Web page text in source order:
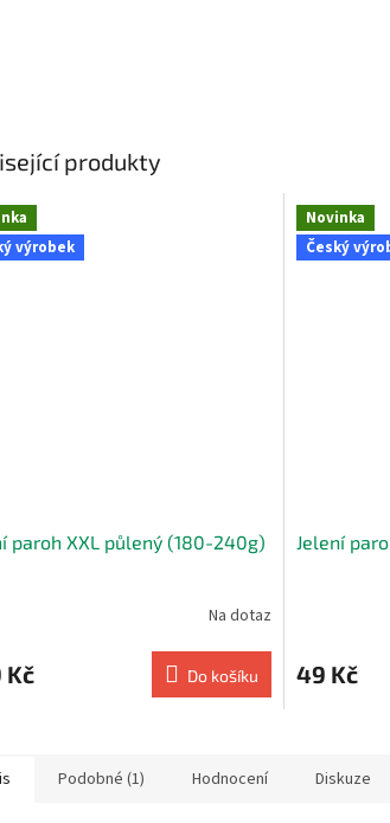
produkty
výrobek
paroh XXL půlený (180-240g)
Na dotaz
Kč Do košíku
Novinka
Český
Jelení
49 Kč
Podobné (1) Hodnocení Diskuze